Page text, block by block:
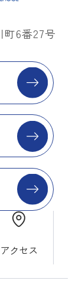
6番27号
アクセス